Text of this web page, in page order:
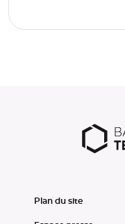
Plan du site